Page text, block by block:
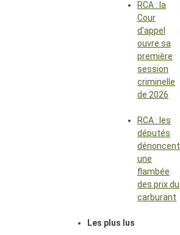
RCA : la
Cour
d’appel
ouvre sa
première
session
criminelle
de 2026
RCA : les
députés
dénoncent
une
flambée
des prix du
carburant
Les plus lus